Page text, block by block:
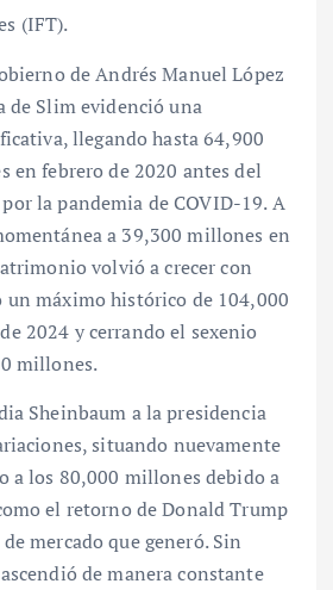
(IFT).
de Andrés Manuel López
de Slim evidenció una
llegando hasta 64,900
en febrero de 2020 antes del
la pandemia de COVID-19. A
a 39,300 millones en
volvió a crecer con
un máximo histórico de 104,000
2024 y cerrando el sexenio
millones.
Sheinbaum a la presidencia
situando nuevamente
a los 80,000 millones debido a
el retorno de Donald Trump
mercado que generó. Sin
de manera constante